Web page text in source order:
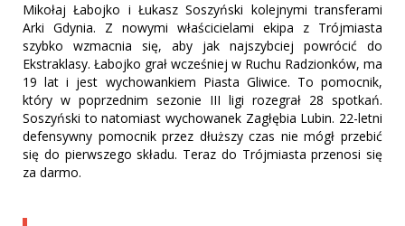
Mikołaj Łabojko i Łukasz Soszyński kolejnymi transferami
Arki Gdynia. Z nowymi właścicielami ekipa z Trójmiasta
szybko wzmacnia się, aby jak najszybciej powrócić do
Ekstraklasy. Łabojko grał wcześniej w Ruchu Radzionków, ma
19 lat i jest wychowankiem Piasta Gliwice. To pomocnik,
który w poprzednim sezonie III ligi rozegrał 28 spotkań.
Soszyński to natomiast wychowanek Zagłębia Lubin. 22-letni
defensywny pomocnik przez dłuższy czas nie mógł przebić
się do pierwszego składu. Teraz do Trójmiasta przenosi się
za darmo.